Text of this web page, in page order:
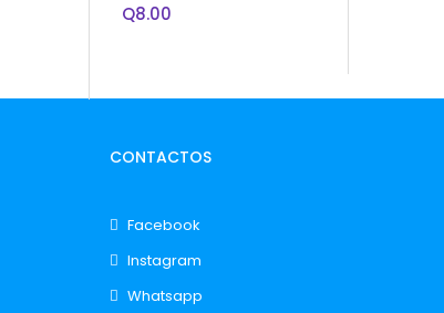
Q8.00
CONTACTOS
Facebook
Instagram
Whatsapp